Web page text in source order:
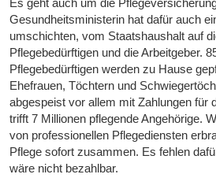
Gesundheitsministerin hat dafür auch
umschichten, vom Staatshaushalt auf
Pflegebedürftigen und die Arbeitgeber.
Pflegebedürftigen werden zu Hause
Ehefrauen, Töchtern und
abgespeist vor allem mit Zahlungen für
trifft 7 Millionen pflegende Angehörige.
von professionellen Pflegediensten
Pflege sofort zusammen. Es fehlen
wäre nicht bezahlbar.